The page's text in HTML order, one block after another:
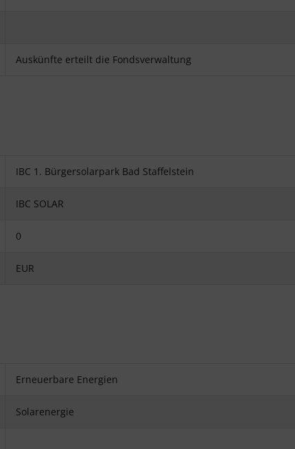
Auskünfte erteilt die Fondsverwaltung
IBC 1. Bürgersolarpark Bad Staffelstein
IBC SOLAR
0
EUR
Erneuerbare Energien
Solarenergie